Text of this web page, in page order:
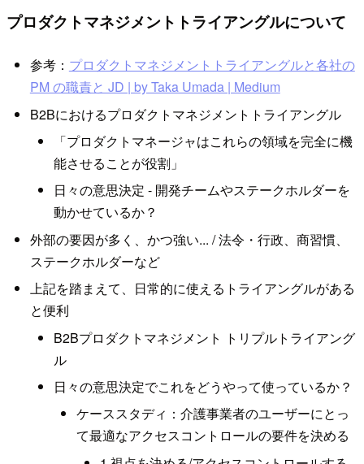
プロダクトマネジメントトライアングルについて
参考： プロダクトマネジメントトライアングルと各社の
PM の職責と JD | by Taka Umada | Medium
B2Bにおけるプロダクトマネジメントトライアングル
「プロダクトマネージャはこれらの領域を完全に機
能させることが役割」
日々の意思決定 - 開発チームやステークホルダーを
動かせているか？
外部の要因が多く、かつ強い... / 法令・行政、商習慣、
ステークホルダーなど
上記を踏まえて、日常的に使えるトライアングルがある
と便利
B2Bプロダクトマネジメント トリプルトライアング
ル
日々の意思決定でこれをどうやって使っているか？
ケーススタディ：介護事業者のユーザーにとっ
て最適なアクセスコントロールの要件を決める